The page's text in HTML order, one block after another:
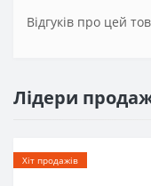
Відгуків про цей
Лідери
Хіт продажів